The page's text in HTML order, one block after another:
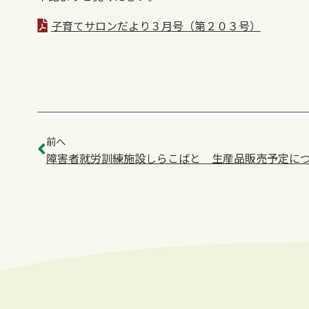
子育てサロンだより３月号（第２０３号）
前へ
障害者就労訓練施設しらこばと 生産品販売予定に